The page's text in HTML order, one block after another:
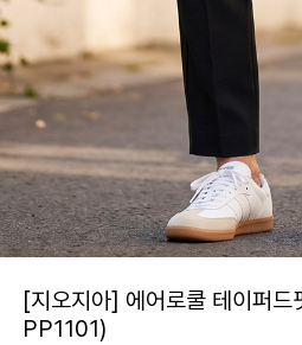
[지오지아] 에어로쿨 테이퍼
PP1101)